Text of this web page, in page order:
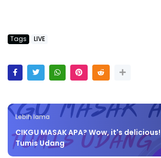
Tags LIVE
Lebih lama
CIKGU MASAK APA? Wow, it's
Tumis Udang